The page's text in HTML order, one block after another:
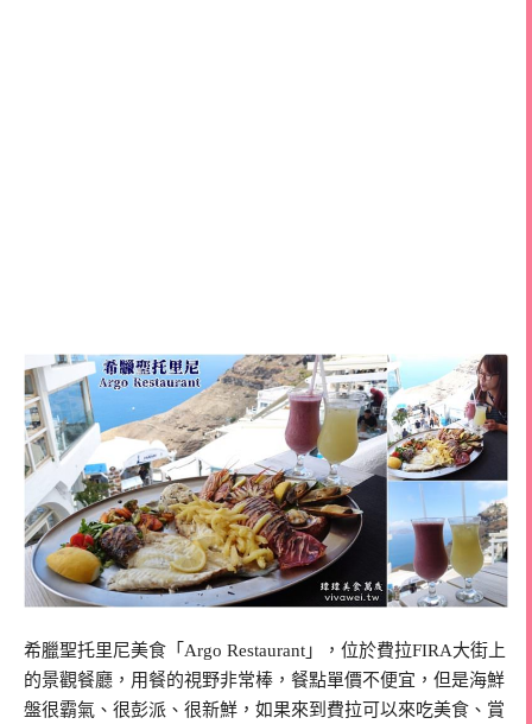
希臘聖托里尼美食「Argo Restaurant」，位於費拉FIRA大街上
的景觀餐廳，用餐的視野非常棒，餐點單價不便宜，但是海鮮
盤很霸氣、很彭派、很新鮮，如果來到費拉可以來吃美食、賞